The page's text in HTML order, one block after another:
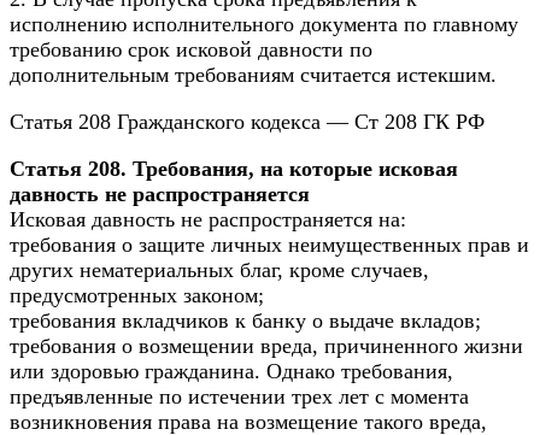
исполнению исполнительного документа по главному
требованию срок исковой давности по
дополнительным требованиям считается истекшим.
Статья 208 Гражданского кодекса — Ст 208 ГК РФ
Статья 208. Требования, на которые исковая
давность не распространяется
Исковая давность не распространяется на:
требования о защите личных неимущественных прав и
других нематериальных благ, кроме случаев,
предусмотренных законом;
требования вкладчиков к банку о выдаче вкладов;
требования о возмещении вреда, причиненного жизни
или здоровью гражданина. Однако требования,
предъявленные по истечении трех лет с момента
возникновения права на возмещение такого вреда,